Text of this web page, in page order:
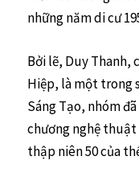
những năm di cư
Bởi lẽ, Duy Thanh,
Hiệp, là một trong
Sáng Tạo, nhóm
chương nghệ thuật
thập niên 50 của